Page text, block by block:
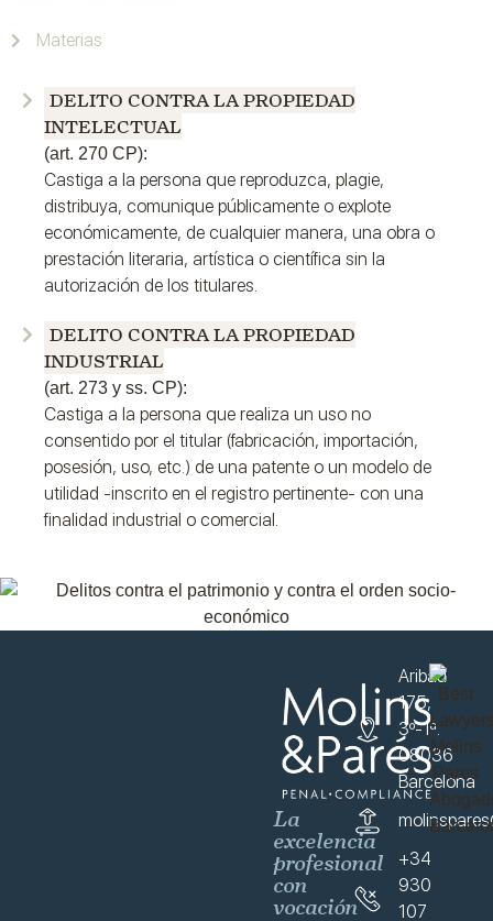
Materias
DELITO CONTRA LA PROPIEDAD
INTELECTUAL
(art. 270 CP):
Castiga a la persona que reproduzca, plagie,
distribuya, comunique públicamente o explote
económicamente, de cualquier manera, una obra o
prestación literaria, artística o científica sin la
autorización de los titulares.
DELITO CONTRA LA PROPIEDAD
INDUSTRIAL
(art. 273 y ss. CP):
Castiga a la persona que realiza un uso no
consentido por el titular (fabricación, importación,
posesión, uso, etc.) de una patente o un modelo de
utilidad -inscrito en el registro pertinente- con una
finalidad industrial o comercial.
La
excelencia
profesional
con
vocación
Aribau
175,
3º-1ª.
08036
Barcelona
+34
930
107